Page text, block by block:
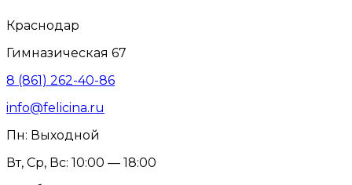
Краснодар
Гимназическая 67
8 (861) 262-40-86
info@felicina.ru
Пн: Выходной
Вт, Ср, Вс: 10:00 — 18:00